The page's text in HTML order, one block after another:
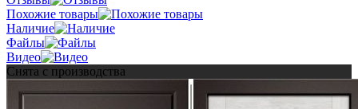
Похожие товары
Наличие
Файлы
Видео
Снята с производства